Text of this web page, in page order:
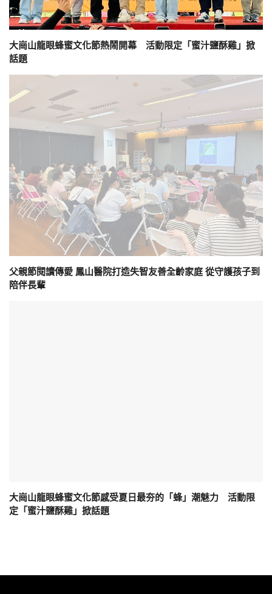
大崗山龍眼蜂蜜文化節熱鬧開幕 活動限定「蜜汁鹽酥雞」掀
話題
父親節閱讀傳愛 鳳山醫院打造失智友善全齡家庭 從守護孩子到
陪伴長輩
大崗山龍眼蜂蜜文化節感受夏日最夯的「蜂」潮魅力 活動限
定「蜜汁鹽酥雞」掀話題